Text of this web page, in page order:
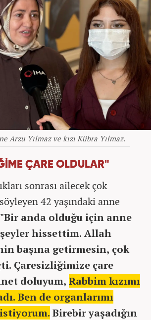
Arzu Yılmaz ve kızı Kübra Yılmaz.
ÇARE OLDULAR"
sonrası ailecek çok
42 yaşındaki anne
"Bir anda olduğu için anne
hissettim. Allah
başına getirmesin, çok
Çaresizliğimize çare
doluyum, Rabbim kızımı
Ben de organlarımı
Birebir yaşadığın